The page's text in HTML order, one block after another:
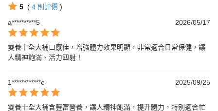
5 ( 4 則評價 )
a**********5
2026/05/17
雙養十全大補口感佳，增強體力效果明顯，非常適合日常保健，讓
人精神飽滿、活力四射！
1************e 2025/09/25
雙養十全大補含豐富營養，讓人精神飽滿，提升體力，特別適合忙